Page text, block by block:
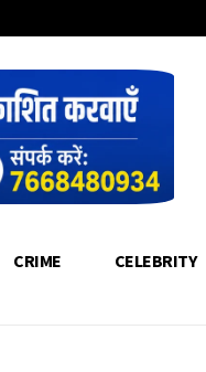
CRIME CELEBRITY